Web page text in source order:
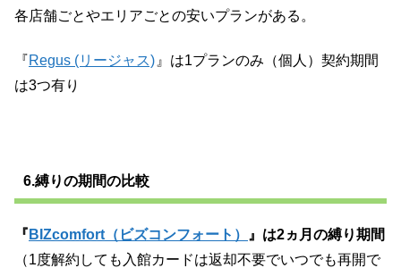
各店舗ごとやエリアごとの安いプランがある。
『Regus (リージャス)』は1プランのみ（個人）契約期間
は3つ有り
6.縛りの期間の比較
『 BIZcomfort（ビズコンフォート）
』は2ヵ月の縛り期間
（1度解約しても入館カードは返却不要でいつでも再開で